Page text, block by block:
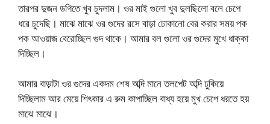
তারপর দুজন ডগিতে খুব চুদলাম। ওর মাই গুলো খুব দুলছিলো বলে চেপে
ধরে চুদেছি। মাঝে মাঝে ওর গুদের রসে বাড়া ঢোকানো বের করার সময় পক
পক আওয়াজ বেরোচ্ছিল গুদ থাকে। আমার বল গুলো ওর গুদের মুখে ধাক্কা
দিচ্ছিল।
আমার বাড়াটা ওর গুদের একদম শেষ অব্দি মানে তলপেট অব্দি ঢুকিয়ে
দিচ্ছিলাম আর মেয়ে শিৎকার এ রুম কাপাচ্ছিল বাধ্য হয়ে মুখ চেপে ধরতে হয়
মাঝে মাঝে।